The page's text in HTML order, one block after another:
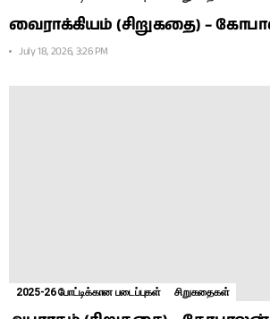
வைராக்கியம் (சிறுகதை) –
July 18, 2026, 3:26 PM
2025-26 போட்டிக்கான படைப்புகள் சிறுகதைகள்